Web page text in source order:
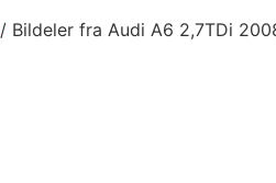
/ Bildeler fra Audi A6 2,7TDi